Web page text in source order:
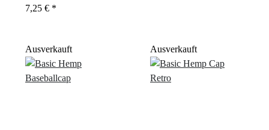
7,25 € *
Ausverkauft Ausverkauft